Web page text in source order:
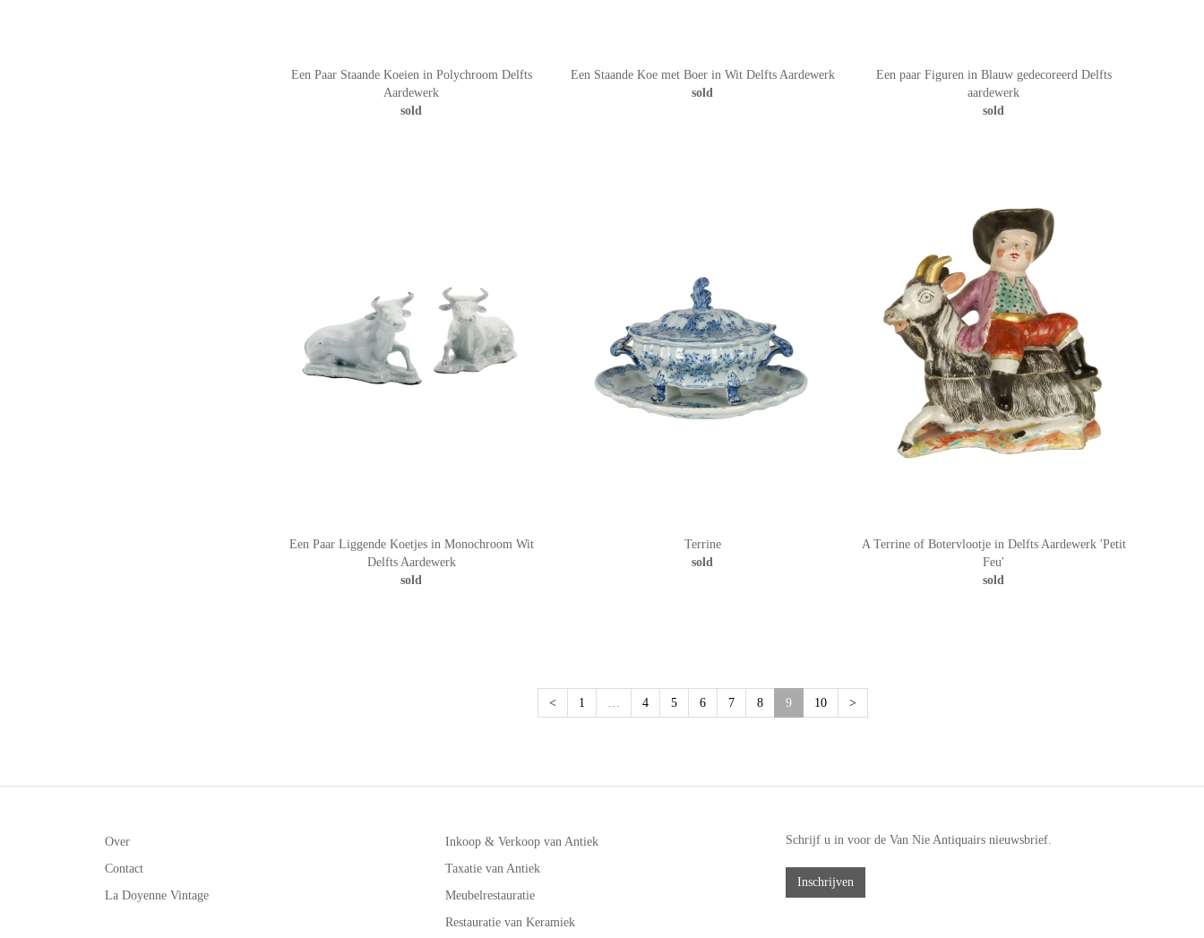
Een Paar Staande Koeien in Polychroom Delfts
Aardewerk
sold
Een Staande Koe met Boer in Wit Delfts Aardewerk
sold
Een paar Figuren in Blauw gedecoreerd Delfts
aardewerk
sold
Een Paar Liggende Koetjes in Monochroom Wit
Delfts Aardewerk
sold
Terrine
sold
A Terrine of Botervlootje in Delfts Aardewerk 'Petit
Feu'
sold
< 1 … 4 5 6 7 8 9(current)
10 >
Over
Contact
La Doyenne Vintage
Inkoop & Verkoop van Antiek
Taxatie van Antiek
Meubelrestauratie
Restauratie van Keramiek
Schrijf u in voor de Van Nie Antiquairs nieuwsbrief.
Inschrijven